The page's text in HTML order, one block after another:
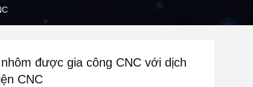
được gia công CNC với dịch
CNC